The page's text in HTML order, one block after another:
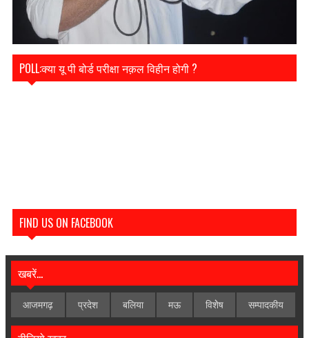
POLL:क्या यू पी बोर्ड परीक्षा नक़ल विहीन होगी ?
FIND US ON FACEBOOK
खबरें...
आजमगढ़ प्रदेश बलिया मऊ विशेेष सम्पादकीय